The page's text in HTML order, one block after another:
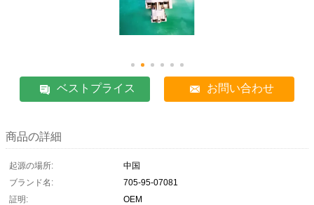
ベストプライス お問い合わせ
商品の詳細
起源の場所:
中国
ブランド名:
705-95-07081
証明:
OEM